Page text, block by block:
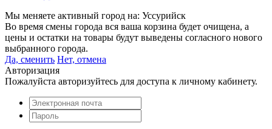
Мы меняете активный город на: Уссурийск
Во время смены города вся ваша корзина будет очищена, а
цены и остатки на товары будут выведены согласного нового
выбранного города.
Да, сменить Нет, отмена
Авторизация
Пожалуйста авторизуйтесь для доступа к личному кабинету.